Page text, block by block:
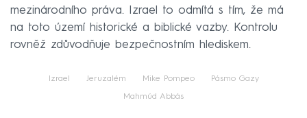
mezinárodního práva. Izrael to odmítá s tím, že má
na toto území historické a biblické vazby. Kontrolu
rovněž zdůvodňuje bezpečnostním hlediskem.
Izrael Jeruzalém Mike Pompeo Pásmo Gazy
Mahmúd Abbás